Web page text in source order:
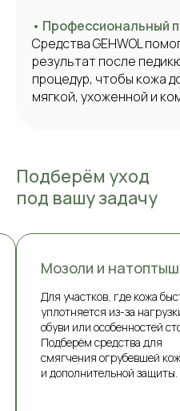
• Профессиональный
Средства GEHWOL
результат после
процедур, чтобы кожа
мягкой, ухоженной и
Подберём уход
под вашу задачу
Мозоли и
Для участков, где кожа
уплотняется из-за
обуви или особенностей
Подберём средства для
смягчения огрубевшей
и дополнительной защиты.